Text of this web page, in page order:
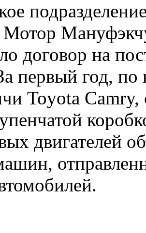
Мотор
договор на
первый год, по
Toyota Camry,
двигателей